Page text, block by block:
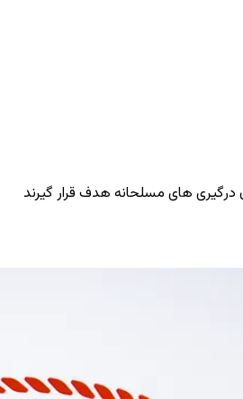
درگیری ‌های مسلحانه هدف قرار گیرند